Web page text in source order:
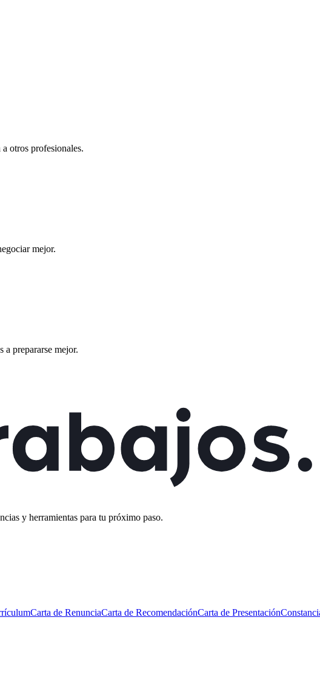
otros profesionales.
mejor.
a prepararse mejor.
y herramientas para tu próximo paso.
Carta de RenunciaCarta de RecomendaciónCarta de Presentación